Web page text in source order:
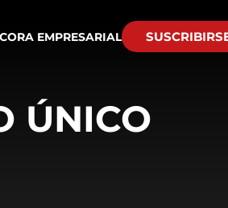
EMPRESARIAL
ÚNICO